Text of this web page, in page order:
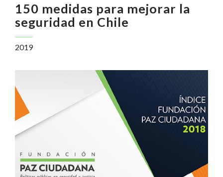
150 medidas para mejorar la
seguridad en Chile
2019